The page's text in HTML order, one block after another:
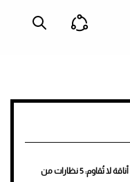
أناقة لا تُقاوم: 5 نظارات من